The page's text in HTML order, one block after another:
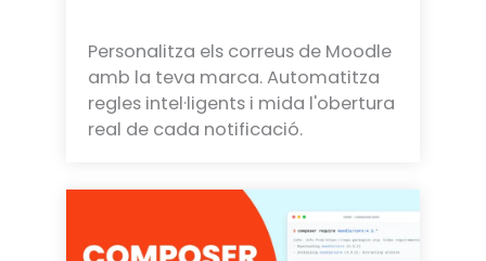
Personalitza els correus de Moodle
amb la teva marca. Automatitza
regles intel·ligents i mida l'obertura
real de cada notificació.